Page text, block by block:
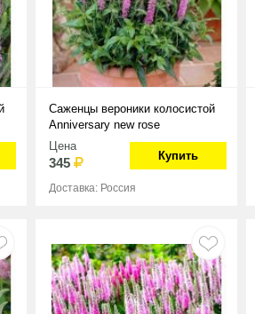
Саженцы вероники колосистой
Anniversary new rose
Цена
345 Купить
Доставка: Россия